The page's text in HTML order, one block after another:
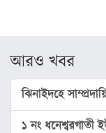
ফ্যাশন
ইয়োগা
ফিচার
আরও খবর
ঝিনাইদহে
১ নং ধনেশ্বরগাতী